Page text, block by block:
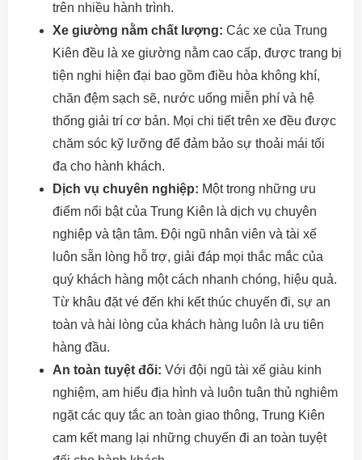
trên nhiều hành trình.
Xe giường nằm chất lượng: Các xe của Trung
Kiên đều là xe giường nằm cao cấp, được trang bị
tiện nghi hiện đại bao gồm điều hòa không khí,
chăn đệm sạch sẽ, nước uống miễn phí và hệ
thống giải trí cơ bản. Mọi chi tiết trên xe đều được
chăm sóc kỹ lưỡng để đảm bảo sự thoải mái tối
đa cho hành khách.
Dịch vụ chuyên nghiệp: Một trong những ưu
điểm nổi bật của Trung Kiên là dịch vụ chuyên
nghiệp và tận tâm. Đội ngũ nhân viên và tài xế
luôn sẵn lòng hỗ trợ, giải đáp mọi thắc mắc của
quý khách hàng một cách nhanh chóng, hiệu quả.
Từ khâu đặt vé đến khi kết thúc chuyến đi, sự an
toàn và hài lòng của khách hàng luôn là ưu tiên
hàng đầu.
An toàn tuyệt đối: Với đội ngũ tài xế giàu kinh
nghiệm, am hiểu địa hình và luôn tuân thủ nghiêm
ngặt các quy tắc an toàn giao thông, Trung Kiên
cam kết mang lại những chuyến đi an toàn tuyệt